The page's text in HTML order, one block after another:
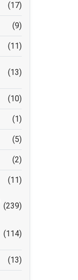
(17)
(9)
(11)
(13)
(10)
(1)
(5)
(2)
(11)
(239)
(114)
(13)